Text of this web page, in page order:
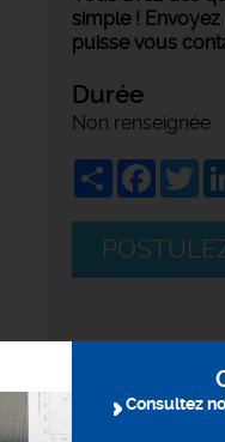
simple !
puisse vous
Durée
Non renseignée
Share
Consultez